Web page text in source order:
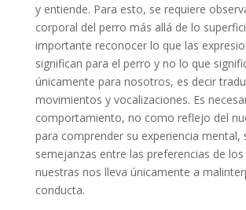
y entiende. Para esto, se requiere
corporal del perro más allá de lo
importante reconocer lo que las
significan para el perro y no lo que
únicamente para nosotros, es decir
movimientos y vocalizaciones. Es
comportamiento, no como reflejo del
para comprender su experiencia mental,
semejanzas entre las preferencias de
nuestras nos lleva únicamente a
conducta.